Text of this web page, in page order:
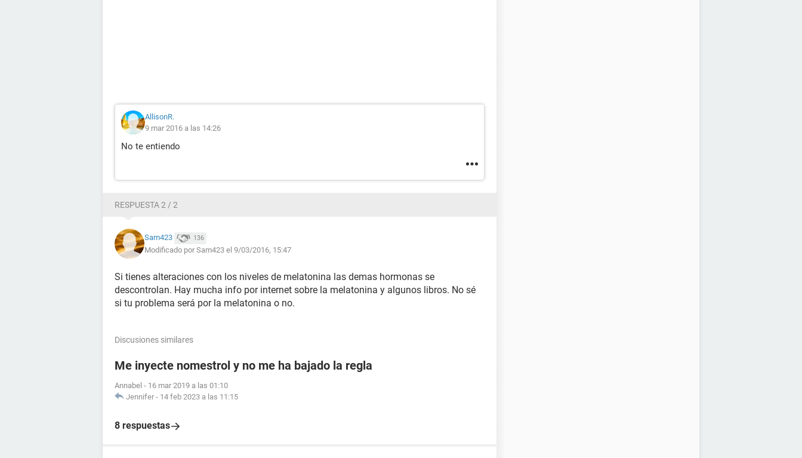
AllisonR.
9 mar 2016 a las 14:26
No te entiendo
RESPUESTA 2 / 2
Sam423 136
Modificado por Sam423 el 9/03/2016, 15:47
Si tienes alteraciones con los niveles de melatonina las demas hormonas se
descontrolan. Hay mucha info por internet sobre la melatonina y algunos libros. No sé
si tu problema será por la melatonina o no.
Discusiones similares
Me inyecte nomestrol y no me ha bajado la regla
Annabel - 16 mar 2019 a las 01:10
Jennifer - 14 feb 2023 a las 11:15
8 respuestas